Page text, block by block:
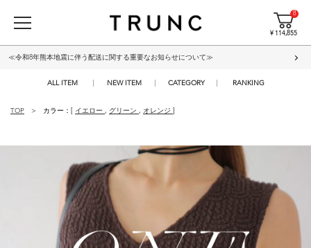
8
¥ 114,855
≪令和8年熊本地震に伴う配送に関する重要なお知らせについて≫
ALL ITEM NEW ITEM CATEGORY RANKING
TOP カラー：[ イエロー , グリーン , オレンジ